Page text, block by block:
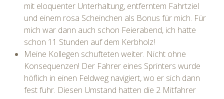
mit eloquenter Unterhaltung, entferntem Fahrtziel
und einem rosa Scheinchen als Bonus für mich. Für
mich war dann auch schon Feierabend, ich hatte
schon 11 Stunden auf dem Kerbholz!
Meine Kollegen schufteten weiter. Nicht ohne
Konsequenzen! Der Fahrer eines Sprinters wurde
höflich in einen Feldweg navigiert, wo er sich dann
fest fuhr. Diesen Umstand hatten die 2 Mitfahrer